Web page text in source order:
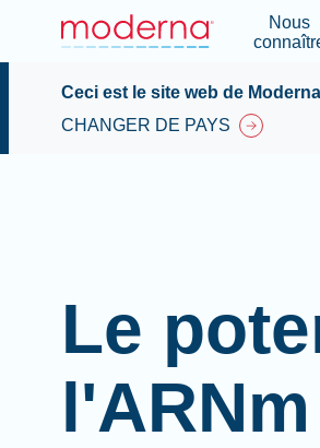
Nous
Ceci est le site web de
CHANGER DE PAYS
Le
l'ARNm